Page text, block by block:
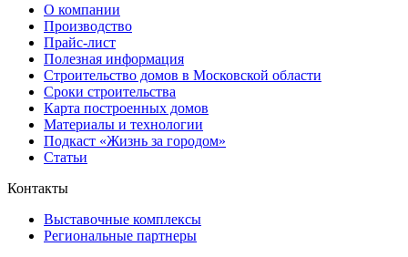
О компании
Производство
Прайс-лист
Полезная информация
Строительство домов в Московской области
Сроки строительства
Карта построенных домов
Материалы и технологии
Подкаст «Жизнь за городом»
Статьи
Контакты
Выставочные комплексы
Региональные партнеры